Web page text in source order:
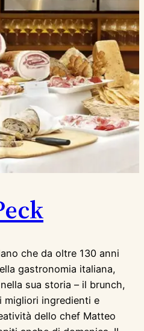
che da oltre 130 anni
gastronomia italiana,
sua storia – il brunch,
migliori ingredienti e
dello chef Matteo